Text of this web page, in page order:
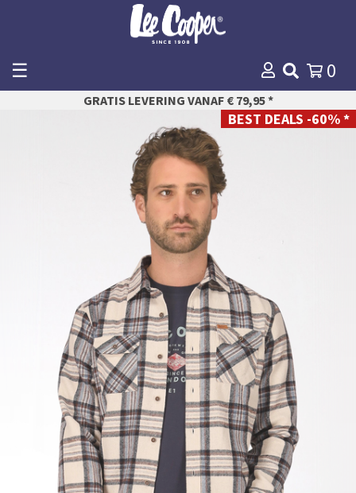
☰ 0
WINKELMANDJE
AFREKENEN
GRATIS LEVERING VANAF € 79,95 *
BEST DEALS -60% *